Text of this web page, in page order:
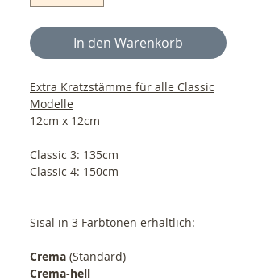
In den Warenkorb
Extra Kratzstämme für alle Classic
Modelle
12cm x 12cm
Classic 3: 135cm
Classic 4: 150cm
Sisal in 3 Farbtönen erhältlich:
Crema (Standard)
Crema-hell